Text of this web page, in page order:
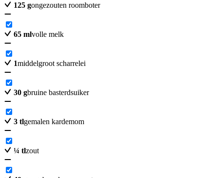
125 gongezouten roomboter
65 mlvolle melk
1middelgroot scharrelei
30 gbruine basterdsuiker
3 tlgemalen kardemom
¼ tlzout